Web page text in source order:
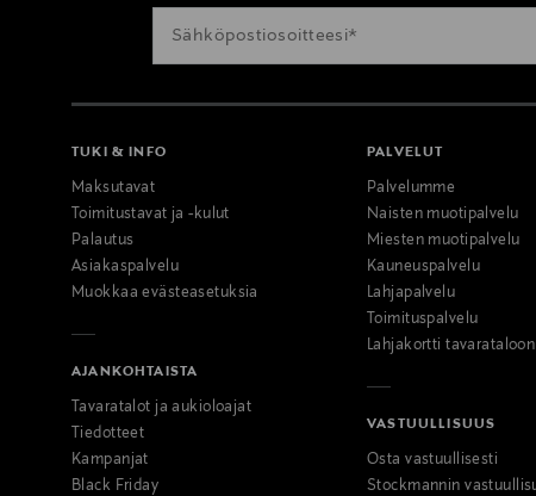
TUKI & INFO
Maksutavat
Toimitustavat ja -kulut
Palautus
Asiakaspalvelu
Muokkaa evästeasetuksia
AJANKOHTAISTA
Tavaratalot ja aukioloajat
Tiedotteet
Kampanjat
Black Friday
PALVELUT
Palvelumme
Naisten muotipalvelu
Miesten muotipalvelu
Kauneuspalvelu
Lahjapalvelu
Toimituspalvelu
Lahjakortti tavarataloon
VASTUULLISUUS
Osta vastuullisesti
Stockmannin